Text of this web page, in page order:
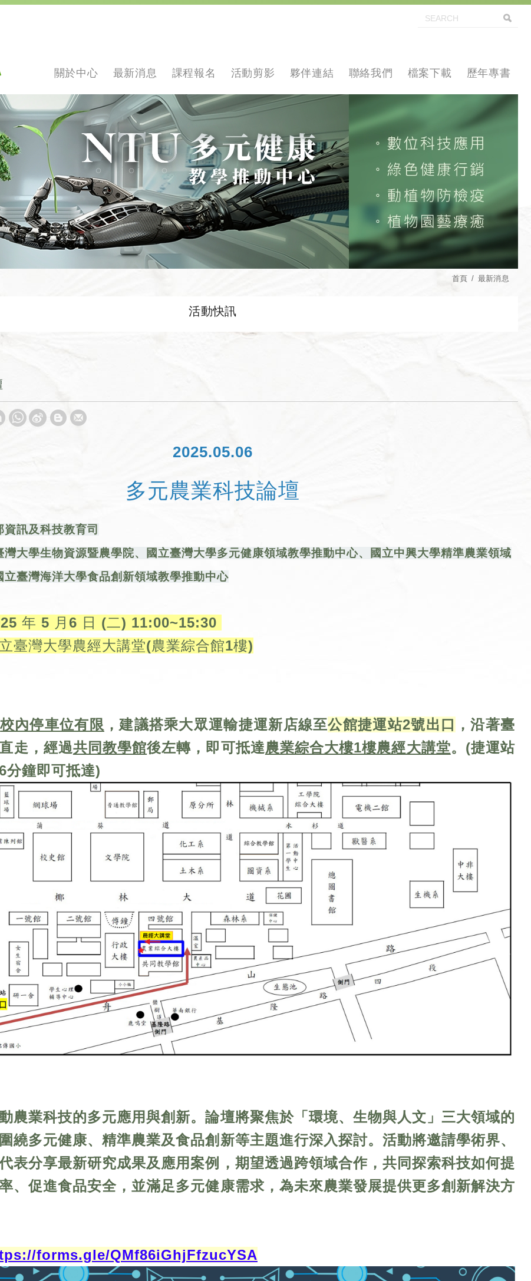
關於中心 最新消息 課程報名 活動剪影 夥伴連結 聯絡我們 檔案下載 歷年專書
首頁 最新消息
活動快訊
2025.05.06
多元農業科技論壇
訊及科技教育司
灣大學生物資源暨農學院、國立臺灣大學多元健康領域教學推動中心、國立中興大學精準農業領域
立臺灣海洋大學食品創新領域教學推動中心
年 5 月6 日 (二) 11:00~15:30
臺灣大學農經大講堂(農業綜合館1樓)
校內停車位有限 ，建議搭乘大眾運輸捷運新店線至公館捷運站2號出口
，沿著臺
直走，經過共同教學館後左轉，即可抵達農業綜合大樓1樓農經大講堂。(捷運站
分鐘即可抵達)
農業科技的多元應用與創新。論壇將聚焦於「環境、生物與人文」三大領域的
繞多元健康、精準農業及食品創新等主題進行深入探討。活動將邀請學術界、
表分享最新研究成果及應用案例，期望透過跨領域合作，共同探索科技如何提
、促進食品安全，並滿足多元健康需求，為未來農業發展提供更多創新解決方
forms.gle/QMf86iGhjFfzucYSA